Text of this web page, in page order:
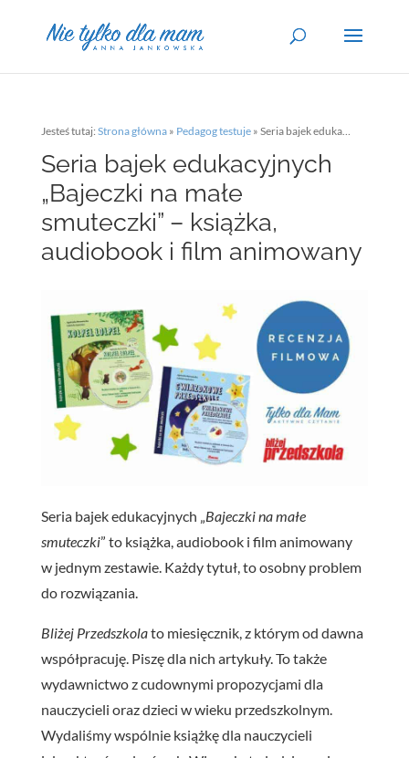
Jesteś tutaj: Strona główna» Pedagog testuje» Seria bajek edukacyjnych „Bajeczki na małe smuteczki” – książka, audiobook i film animowany
Seria bajek edukacyjnych
„Bajeczki na małe
smuteczki” – książka,
audiobook i film animowany
Seria bajek edukacyjnych „Bajeczki na małe
smuteczki” to książka, audiobook i film animowany
w jednym zestawie. Każdy tytuł, to osobny problem
do rozwiązania.
Bliżej Przedszkolato miesięcznik, z którym od dawna
współpracuję. Piszę dla nich artykuły. To także
wydawnictwo z cudownymi propozycjami dla
nauczycieli oraz dzieci w wieku przedszkolnym.
Wydaliśmy wspólnie książkę dla nauczycieli